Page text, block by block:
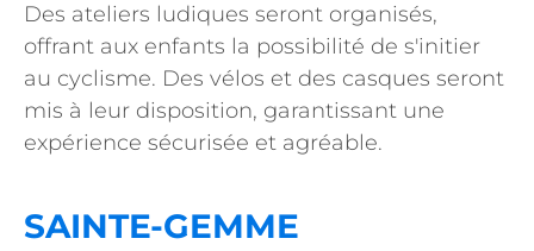
Des ateliers ludiques seront organisés,
offrant aux enfants la possibilité de s'initier
au cyclisme. Des vélos et des casques seront
mis à leur disposition, garantissant une
expérience sécurisée et agréable.
SAINTE-GEMME